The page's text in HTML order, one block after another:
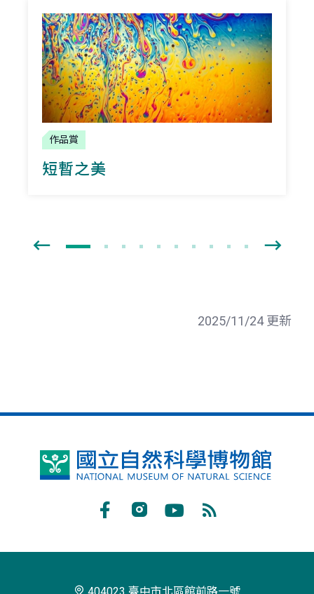
作品賞
短暫之美
2025/11/24 更新
國
閱